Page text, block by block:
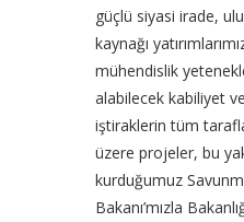
güçlü siyasi irade,
kaynağı
mühendislik
alabilecek kabiliyet
iştiraklerin tüm
üzere projeler, bu
kurduğumuz
Bakanı’mızla